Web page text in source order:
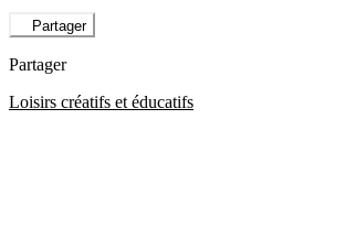
Partager
Partager
Loisirs créatifs et éducatifs